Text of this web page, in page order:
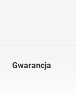
Gwarancja